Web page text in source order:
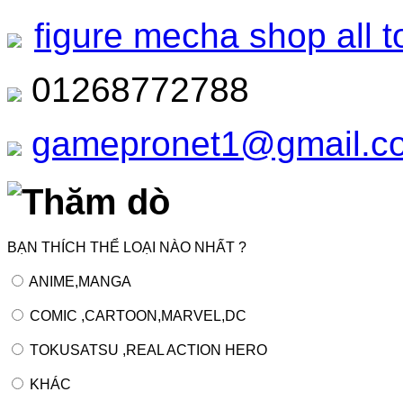
figure mecha shop all
01268772788
Thăm dò
BẠN THÍCH THỂ LOẠI NÀO NHẤT ?
ANIME,MANGA
COMIC ,CARTOON,MARVEL,DC
TOKUSATSU ,REAL ACTION HERO
KHÁC